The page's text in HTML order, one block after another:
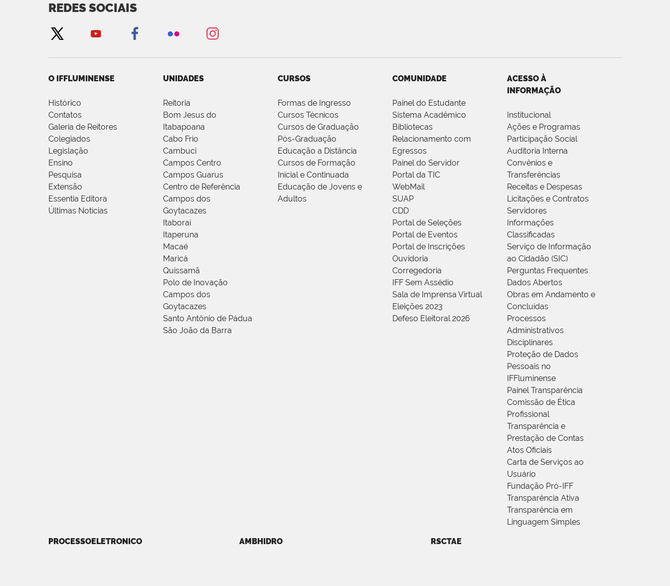
REDES SOCIAIS
O IFFLUMINENSE
Histórico
Contatos
Galeria de Reitores
Colegiados
Legislação
Ensino
Pesquisa
Extensão
Essentia Editora
Últimas Notícias
UNIDADES
Reitoria
Bom Jesus do
Itabapoana
Cabo Frio
Cambuci
Campos Centro
Campos Guarus
Centro de Referência
Campos dos
Goytacazes
Itaboraí
Itaperuna
Macaé
Maricá
Quissamã
Polo de Inovação
Campos dos
Goytacazes
Santo Antônio de Pádua
São João da Barra
CURSOS
Formas de Ingresso
Cursos Técnicos
Cursos de Graduação
Pós-Graduação
Educação a Distância
Cursos de Formação
Inicial e Continuada
Educação de Jovens e
Adultos
COMUNIDADE
Painel do Estudante
Sistema Acadêmico
Bibliotecas
Relacionamento com
Egressos
Painel do Servidor
Portal da TIC
WebMail
SUAP
CDD
Portal de Seleções
Portal de Eventos
Portal de Inscrições
Ouvidoria
Corregedoria
IFF Sem Assédio
Sala de Imprensa Virtual
Eleições 2023
Defeso Eleitoral 2026
ACESSO À
INFORMAÇÃO
Institucional
Ações e Programas
Participação Social
Auditoria Interna
Convênios e
Transferências
Receitas e Despesas
Licitações e Contratos
Servidores
Informações
Classificadas
Serviço de Informação
ao Cidadão (SIC)
Perguntas Frequentes
Dados Abertos
Obras em Andamento e
Concluídas
Processos
Administrativos
Disciplinares
Proteção de Dados
Pessoais no
IFFluminense
Painel Transparência
Comissão de Ética
Profissional
Transparência e
Prestação de Contas
Atos Oficiais
Carta de Serviços ao
Usuário
Fundação Pró-IFF
Transparência Ativa
Transparência em
Linguagem Simples
PROCESSOELETRONICO AMBHIDRO RSCTAE